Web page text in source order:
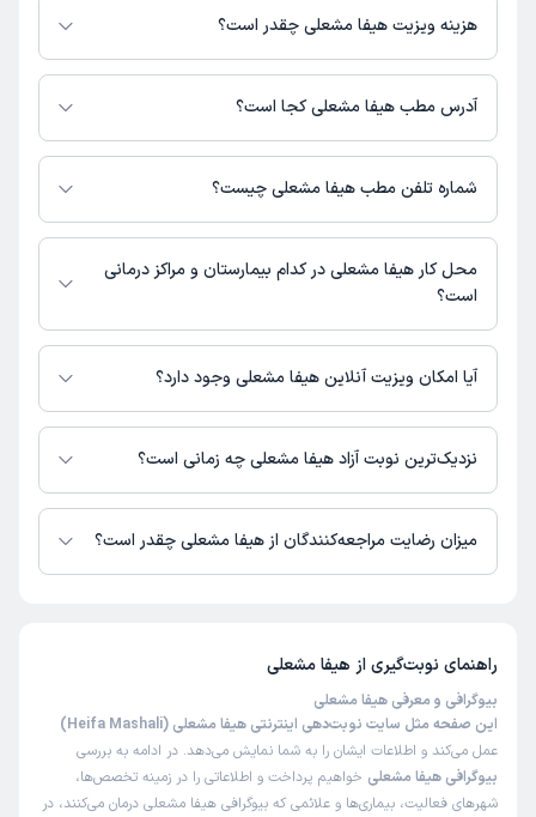
می‌کنند.
هزینه ویزیت هیفا مشعلی چقدر است؟
برای اطلاع از هزینه ویزیت هیفا مشعلی، لازم است با مطب تماس بگیرید.
آدرس مطب هیفا مشعلی کجا است؟
هیفا مشعلی 1 مطب فعال دارند. آدرس مطب‌های هیفا مشعلی به شرح زیر
است.شماره تلفن مطب هیفا مشعلی چیست؟
مطب تهران : شماره تماس مطب هیفا مشعلی در حال حاضر در این صفحه
ثبت نشده است.
محل کار هیفا مشعلی در کدام بیمارستان و مراکز درمانی
است؟
اطلاعاتی درباره محل فعالیت هیفا مشعلی در مراکز درمانی در دسترس نیست.
آیا امکان ویزیت آنلاین هیفا مشعلی وجود دارد؟
در حال حاضر اطلاعاتی درباره ارائه ویزیت آنلاین توسط هیفا مشعلی در دسترس
نیست. برای دریافت اطلاعات دقیق‌تر، لطفاً با مطب تماس بگیرید.
نزدیک‌ترین نوبت آزاد هیفا مشعلی چه زمانی است؟
زمان نوبت‌دهی و پذیرش بیماران با هماهنگی مطب مشخص می‌شود.
میزان رضایت مراجعه‌کنندگان از هیفا مشعلی چقدر است؟
راهنمای نوبت‌گیری از هیفا مشعلی
بیوگرافی و معرفی هیفا مشعلی
این صفحه مثل سایت نوبت‌دهی اینترنتی هیفا مشعلی (Heifa Mashali)
عمل می‌کند و اطلاعات ایشان را به شما نمایش می‌دهد. در ادامه به بررسی
بیوگرافی هیفا مشعلی خواهیم پرداخت و اطلاعاتی را در زمینه تخصص‌ها،
شهرهای فعالیت، بیماری‌ها و علائمی که بیوگرافی هیفا مشعلی درمان می‌کنند، در